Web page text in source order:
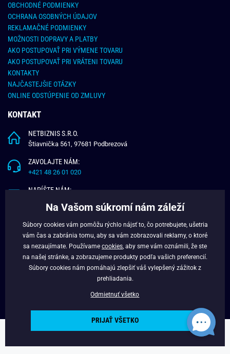
OBCHODNÉ PODMIENKY
OCHRANA OSOBNÝCH ÚDAJOV
REKLAMAČNÉ PODMIENKY
MOŽNOSTI DOPRAVY A PLATBY
AKO POSTUPOVAŤ PRI VÝMENE TOVARU
AKO POSTUPOVAŤ PRI VRÁTENI TOVARU
KONTAKTY
NAJČASTEJŠIE OTÁZKY
ONLINE ODSTÚPENIE OD ZMLUVY
KONTAKT
NETBIZNIS S.R.O.
Štiavnička 561, 97681 Podbrezová
ZAVOLAJTE NÁM:
+421 48 26 01 020
NAPÍŠTE NÁM:
O NÁS
VERNOSTNÝ PROGRAM
BLOG
Copyright © 2025 - Budchlap.sk Všetky práva vyhradené. webdesign ©
Na Vašom súkromí nám záleží
Súbory cookies vám pomôžu rýchlo nájsť to, čo potrebujete, ušetria
vám čas a zabránia tomu, aby sa vám zobrazovali reklamy, o ktoré
sa nezaujímate. Používame cookies , aby sme vám oznámili, že ste
na našej stránke, a zobrazujeme produkty podľa vašich preferencií.
Súbory cookies nám pomáhajú zlepšiť váš vylepšený zážitok z
prehliadania.
Odmietnuť všetko
PRIJAŤ VŠETKO